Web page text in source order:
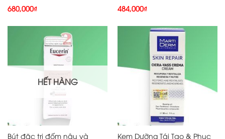
680,000₫
484,000₫
HẾT HÀNG
Bút đặc trị đốm nâu và
Kem Dưỡng Tái Tạo & Phục